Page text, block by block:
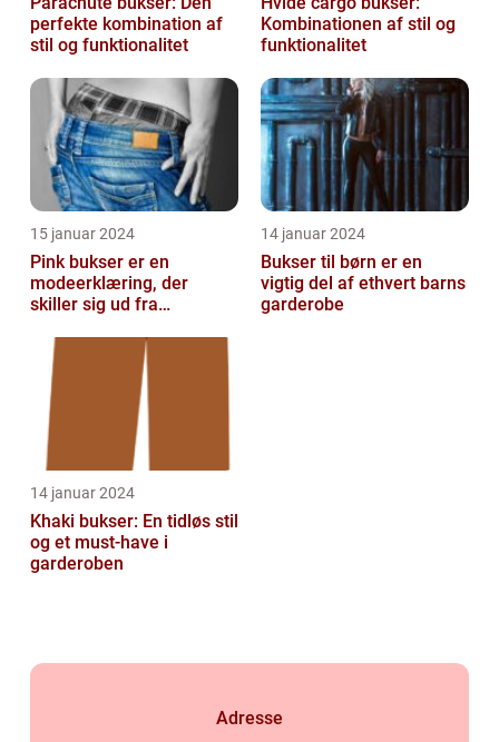
perfekte kombination af
stil og funktionalitet
Kombinationen af stil og
funktionalitet
15 januar 2024
Pink bukser er en
modeerklæring, der
skiller sig ud fra
både stil og personligh...
14 januar 2024
Bukser til børn er en
vigtig del af ethvert barns
garderobe
14 januar 2024
Khaki bukser: En tidløs stil
og et must-have i
garderoben
Adresse